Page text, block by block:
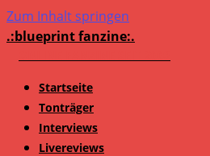
Zum Inhalt springen
.:blueprint fanzine:.
Startseite
Tonträger
Interviews
Livereviews